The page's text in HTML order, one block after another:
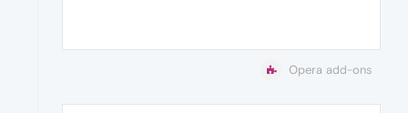
Opera add-ons